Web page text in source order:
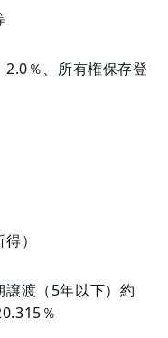
2.0％、所有権保存登
）
譲渡（5年以下）約
％